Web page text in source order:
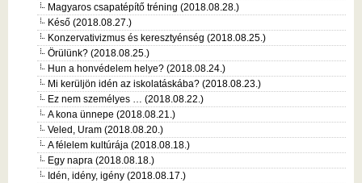
Magyaros csapatépítő tréning (2018.08.28.)
Késő (2018.08.27.)
Konzervativizmus és keresztyénség (2018.08.25.)
Örülünk? (2018.08.25.)
Hun a honvédelem helye? (2018.08.24.)
Mi kerüljön idén az iskolatáskába? (2018.08.23.)
Ez nem személyes … (2018.08.22.)
A kona ünnepe (2018.08.21.)
Veled, Uram (2018.08.20.)
A félelem kultúrája (2018.08.18.)
Egy napra (2018.08.18.)
Idén, idény, igény (2018.08.17.)